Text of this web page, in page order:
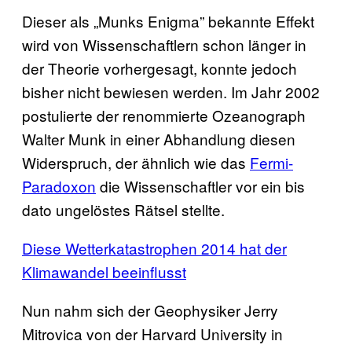
Dieser als „Munks Enigma” bekannte Effekt
wird von Wissenschaftlern schon länger in
der Theorie vorhergesagt, konnte jedoch
bisher nicht bewiesen werden. Im Jahr 2002
postulierte der renommierte Ozeanograph
Walter Munk in einer Abhandlung diesen
Widerspruch, der ähnlich wie das Fermi-
Paradoxon die Wissenschaftler vor ein bis
dato ungelöstes Rätsel stellte.
Diese Wetterkatastrophen 2014 hat der
Klimawandel beeinflusst
Nun nahm sich der Geophysiker Jerry
Mitrovica von der Harvard University in